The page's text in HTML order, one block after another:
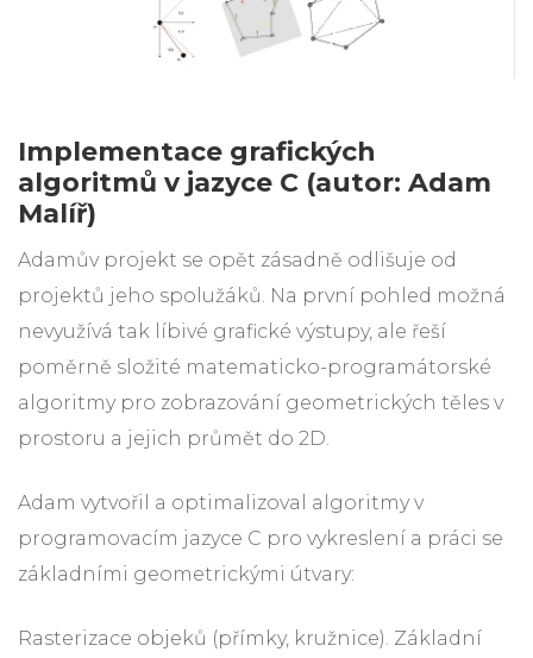
Implementace grafických
algoritmů v jazyce C (autor: Adam
Malíř)
Adamův projekt se opět zásadně odlišuje od
projektů jeho spolužáků. Na první pohled možná
nevyužívá tak líbivé grafické výstupy, ale řeší
poměrně složité matematicko-programátorské
algoritmy pro zobrazování geometrických těles v
prostoru a jejich průmět do 2D.
Adam vytvořil a optimalizoval algoritmy v
programovacím jazyce C pro vykreslení a práci se
základními geometrickými útvary:
Rasterizace objeků (přímky, kružnice). Základní